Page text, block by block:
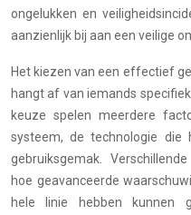
ongelukken en
aanzienlijk bij aan een veilige
Het kiezen van een effectief
hangt af van iemands
keuze spelen meerdere
systeem, de technologie
gebruiksgemak.
hoe geavanceerde
hele linie hebben kunnen